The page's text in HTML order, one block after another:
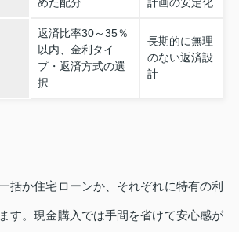
めた配分
計画の安定化
返済比率30～35％
以内、金利タイ
プ・返済方式の選
択
長期的に無理
のない返済設
計
括か住宅ローンか、それぞれに特有の利
す。現金購入では手間を省けて安心感が